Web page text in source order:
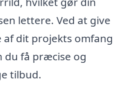
lettere. Ved at give
af dit projekts omfang
du få præcise og
tilbud.